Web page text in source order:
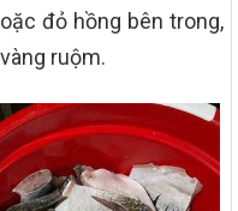
đỏ hồng bên trong,
ruộm.